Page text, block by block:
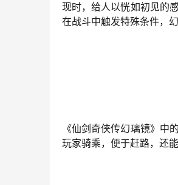
现时，给人以恍如初见的
在战斗中触发特殊条件，
《仙剑奇侠传幻璃镜》中
玩家骑乘，便于赶路，还